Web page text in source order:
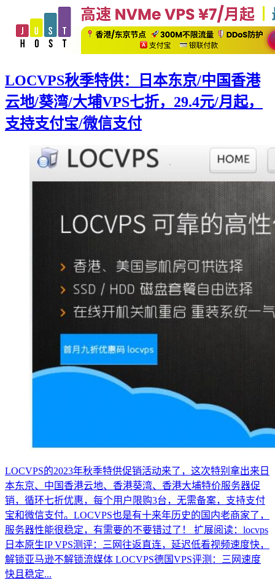
LOCVPS秋季特供：日本东京/中国香港
云地/葵湾/大埔VPS七折，29.4元/月起，
支持支付宝/微信支付
LOCVPS的2023年秋季特供促销活动来了，这次特别拿出来日
本东京、中国香港云地、香港葵湾、香港大埔特价服务器促
销，循环七折优惠，每个用户限购3台，无需备案，支持支付
宝和微信支付。LOCVPS也是有十来年历史的国内老商家了，
服务器性能很稳定，有需要的不要错过了！ 扩展阅读：locvps
日本原生IP VPS测评：三网往返直连，延迟低看视频速度快，
解锁亚马逊不解锁流媒体 LOCVPS德国VPS评测：三网速度
快且稳定...